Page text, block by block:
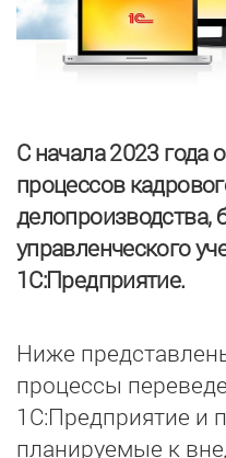
С начала 2023 года
процессов
делопроизводства,
управленческого
1С:Предприятие.
Ниже
процессы
1С:Предприятие и
планируемые к